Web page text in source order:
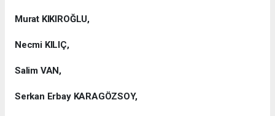
Murat KIKIROĞLU,
Necmi KILIÇ,
Salim VAN,
Serkan Erbay KARAGÖZSOY,